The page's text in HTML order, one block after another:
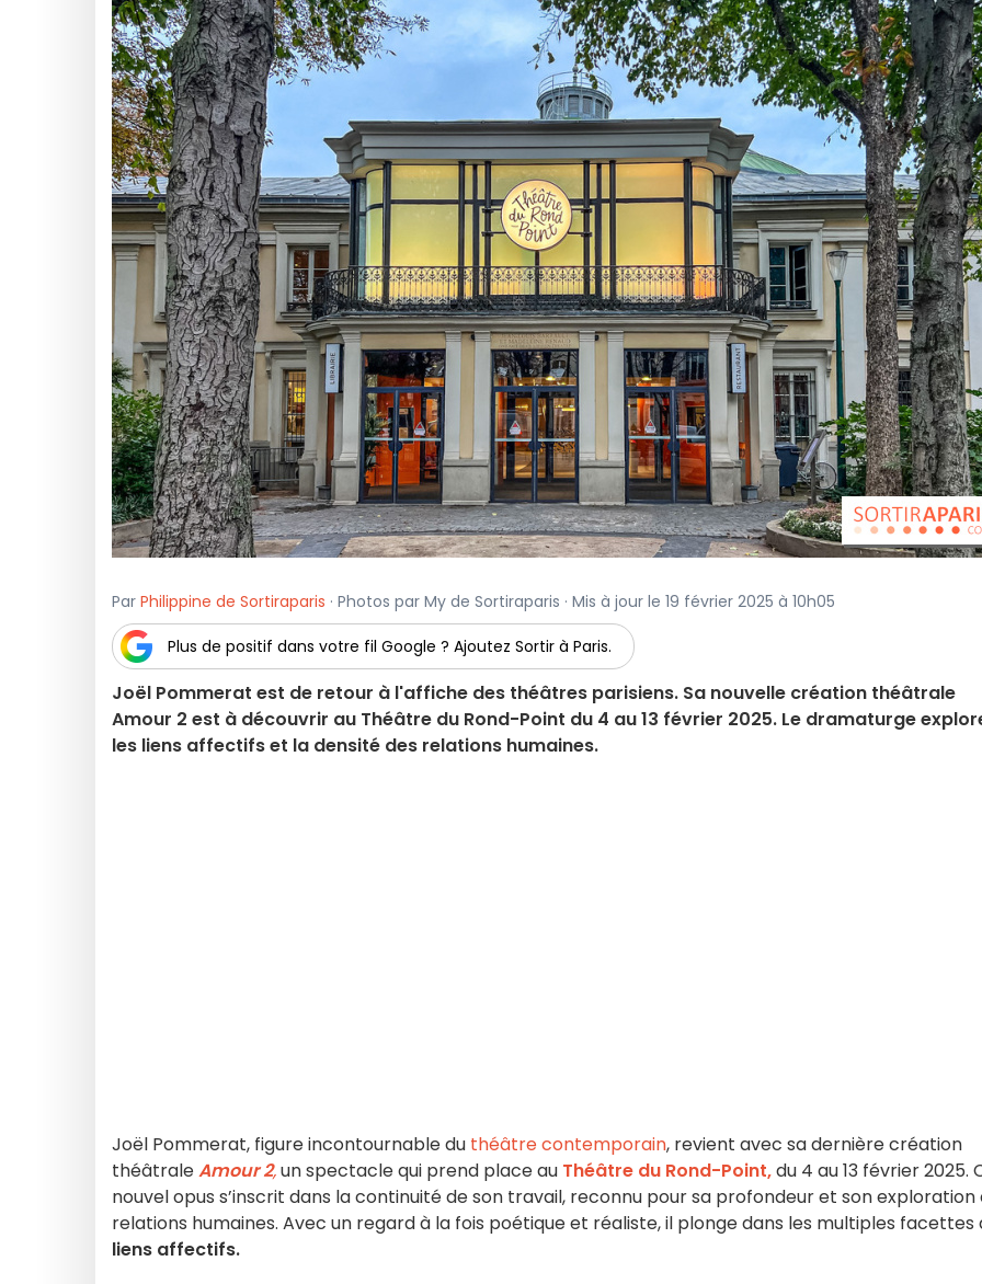
Par Philippine de Sortiraparis · Photos par My de Sortiraparis · Mis à jour le 19 février 2025 à 10h05
Plus de positif dans votre fil Google ? Ajoutez Sortir à Paris.
Joël Pommerat est de retour à l'affiche des théâtres parisiens. Sa nouvelle création théâtrale
Amour 2 est à découvrir au Théâtre du Rond-Point du 4 au 13 février 2025. Le dramaturge
les liens affectifs et la densité des relations humaines.
Joël Pommerat, figure incontournable du théâtre contemporain, revient avec sa dernière création
théâtraleAmour 2,un spectacle qui prend place au Théâtre du Rond-Point,du 4 au 13 février 2025.
nouvel opus s’inscrit dans la continuité de son travail, reconnu pour sa profondeur et son exploration
relations humaines. Avec un regard à la fois poétique et réaliste, il plonge dans les multiples facettes
liens affectifs.